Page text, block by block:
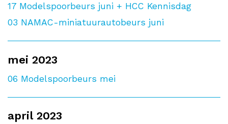
17 Modelspoorbeurs juni + HCC Kennisdag
03 NAMAC-miniatuurautobeurs juni
mei 2023
06 Modelspoorbeurs mei
april 2023